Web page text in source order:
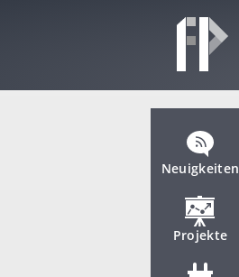
Neuigkeiten
Projekte